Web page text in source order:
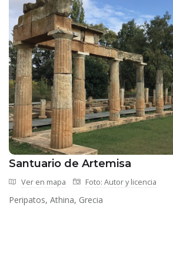
Santuario de Artemisa
Ver en mapa Foto: Autor y licencia
Peripatos, Athina, Grecia